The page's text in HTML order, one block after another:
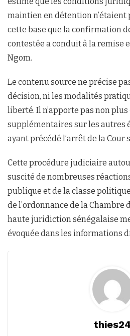
maintien en détention n’étaient
cette base que la confirmation
contestée a conduit à la remise
Ngom.
Le contenu source ne précise
décision, ni les modalités
liberté. Il n’apporte pas non
supplémentaires sur les autres
ayant précédé l’arrêt de la Cour
Cette procédure judiciaire
suscité de nombreuses
publique et de la classe
de l’ordonnance de la Chambre
haute juridiction sénégalaise
évoquée dans les informations